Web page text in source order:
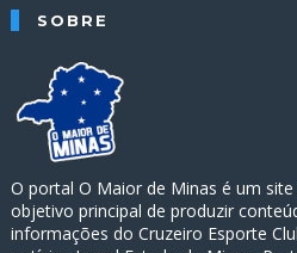
SOBRE
O portal O Maior de Minas é um
objetivo principal de produzir
informações do Cruzeiro Esporte